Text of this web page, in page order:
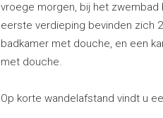
vroege morgen, bij het
eerste verdieping bevinden zich
badkamer met douche, en een
met douche.
Op korte wandelafstand vindt u